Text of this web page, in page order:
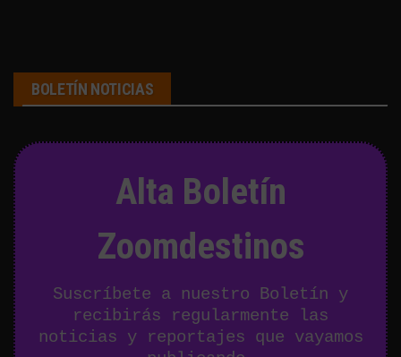
BOLETÍN NOTICIAS
Alta Boletín
Zoomdestinos
Suscríbete a nuestro Boletín y
recibirás regularmente las
noticias y reportajes que vayamos